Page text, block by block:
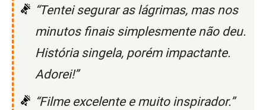
“Tentei segurar as lágrimas, mas nos
minutos finais simplesmente não deu.
História singela, porém impactante.
Adorei!”
“Filme excelente e muito inspirador.”